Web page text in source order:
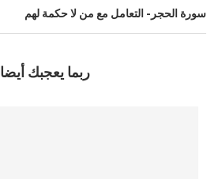
سورة الحجر- التعامل مع من لا حكمة لهم
ربما يعجبك أيضا